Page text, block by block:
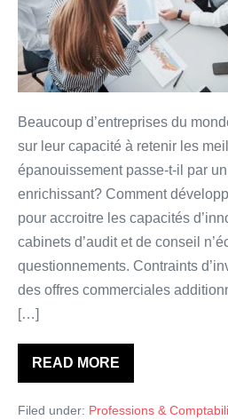
retenir
les
talents
?
Beaucoup d’entreprises du
sur leur capacité à retenir les
épanouissement passe-t-il par
enrichissant? Comment
pour accroitre les capacités
cabinets d’audit et de conseil
questionnements. Contraints
des offres commerciales
[…]
READ MOREL’intrapreneuriat,
une
pour
Filed under: Professions &